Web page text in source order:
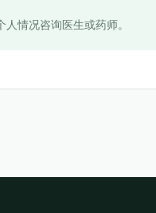
情况咨询医生或药师。